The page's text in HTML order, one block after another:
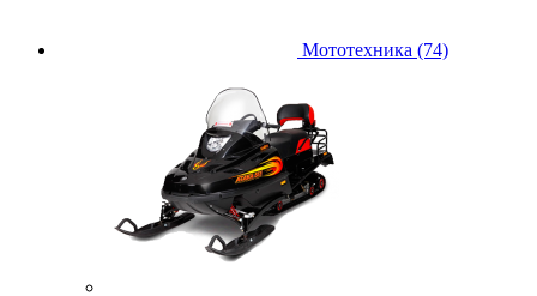
Мототехника (74)